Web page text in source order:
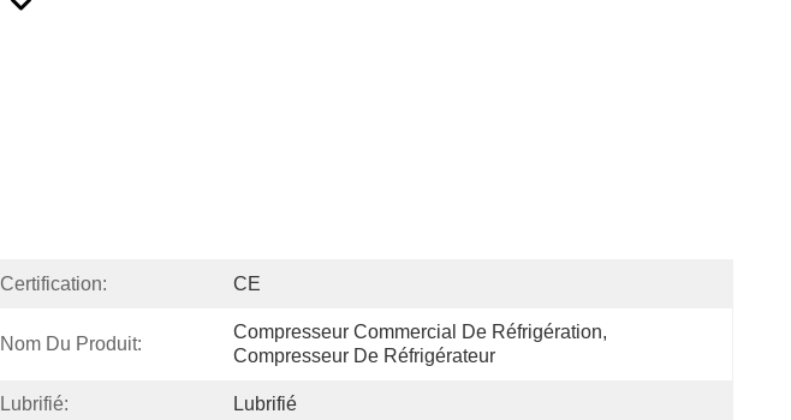
Certification: CE
Nom Du Produit:
Compresseur Commercial De Réfrigération,
Compresseur De Réfrigérateur
Lubrifié: Lubrifié